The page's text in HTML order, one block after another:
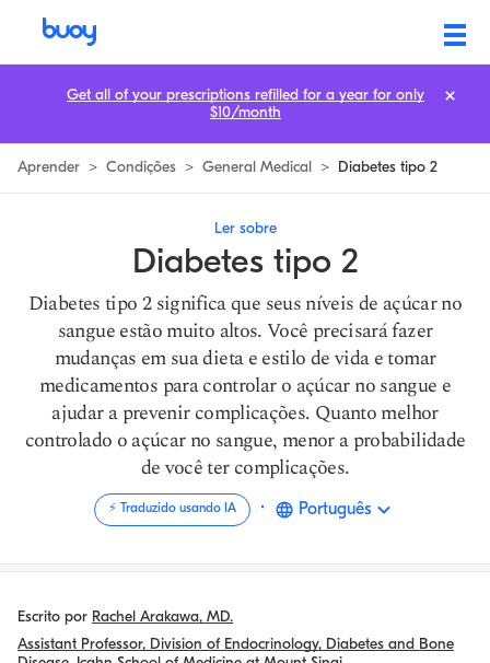
Aprender > Condições > General Medical > Diabetes tipo 2
Ler sobre
Diabetes tipo 2
Diabetes tipo 2 significa que seus níveis de açúcar no
sangue estão muito altos. Você precisará fazer
mudanças em sua dieta e estilo de vida e tomar
medicamentos para controlar o açúcar no sangue e
ajudar a prevenir complicações. Quanto melhor
controlado o açúcar no sangue, menor a probabilidade
de você ter complicações.
⚡️ Traduzido usando IA · Português
Escrito por Rachel Arakawa, MD.
Assistant Professor, Division of Endocrinology, Diabetes and Bone
Get all of your prescriptions refilled for a year for only
$10/month